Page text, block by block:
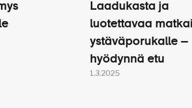
Buk:n putoukset, puolipäiväretki (n. 5 h)
Laadukasta ja
luotettavaa
ystäväporukalle –
hyödynnä etu
1.3.2025